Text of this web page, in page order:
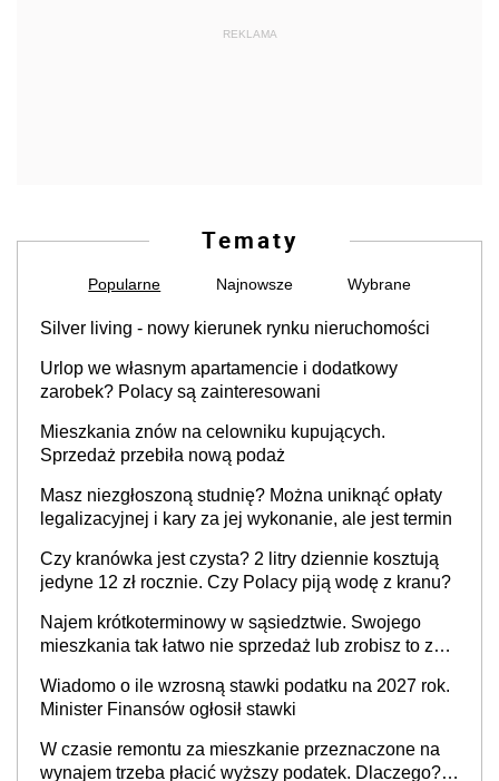
REKLAMA
Tematy
Popularne Najnowsze Wybrane
Silver living - nowy kierunek rynku nieruchomości
Urlop we własnym apartamencie i dodatkowy
zarobek? Polacy są zainteresowani
Mieszkania znów na celowniku kupujących.
Sprzedaż przebiła nową podaż
Masz niezgłoszoną studnię? Można uniknąć opłaty
legalizacyjnej i kary za jej wykonanie, ale jest termin
Czy kranówka jest czysta? 2 litry dziennie kosztują
jedyne 12 zł rocznie. Czy Polacy piją wodę z kranu?
Najem krótkoterminowy w sąsiedztwie. Swojego
mieszkania tak łatwo nie sprzedaż lub zrobisz to ze
Wiadomo o ile wzrosną stawki podatku na 2027 rok.
Minister Finansów ogłosił stawki
W czasie remontu za mieszkanie przeznaczone na
wynajem trzeba płacić wyższy podatek. Dlaczego?